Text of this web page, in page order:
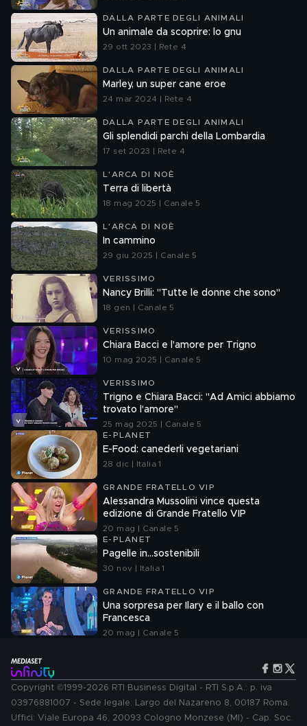
DALLA PARTE DEGLI ANIMALI
Un animale da scoprire: lo gnu
29 ott 2023 | Rete 4
DALLA PARTE DEGLI ANIMALI
Marley, un super cane eroe
24 mar 2024 | Rete 4
DALLA PARTE DEGLI ANIMALI
Gli splendidi parchi della Lombardia
17 set 2023 | Rete 4
L'ARCA DI NOÈ
Terra di libertà
18 mag 2025 | Canale 5
L'ARCA DI NOÈ
In cammino
29 giu 2025 | Canale 5
VERISSIMO
Nancy Brilli: "Tutte le donne che sono"
18 gen | Canale 5
VERISSIMO
Chiara Bacci e l'amore per Trigno
10 mag 2025 | Canale 5
VERISSIMO
Trigno e Chiara Bacci: "Ad Amici abbiamo
trovato l'amore"
25 mag 2025 | Canale 5
E-PLANET
E-Food: canederli vegetariani
28 dic | Italia 1
GRANDE FRATELLO VIP
Alessandra Mussolini vince questa
edizione di Grande Fratello VIP
20 mag | Canale 5
E-PLANET
Pagelle in...sostenibili
30 nov | Italia 1
GRANDE FRATELLO VIP
Una sorpresa per Ilary e il ballo con
Francesca
20 mag | Canale 5
Copyright ©1999-2026 RTI Business Digital - RTI S.p.A.: p. iva
03976881007 - Sede legale: Largo del Nazareno 8, 00187 Roma.
Uffici: Viale Europa 46, 20093 Cologno Monzese (MI) - Cap. Soc.